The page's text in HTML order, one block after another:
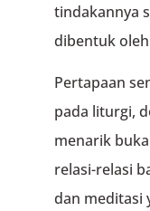
tindakannya
dibentuk
Pertapaan
pada liturgi,
menarik
relasi-relasi
dan meditasi